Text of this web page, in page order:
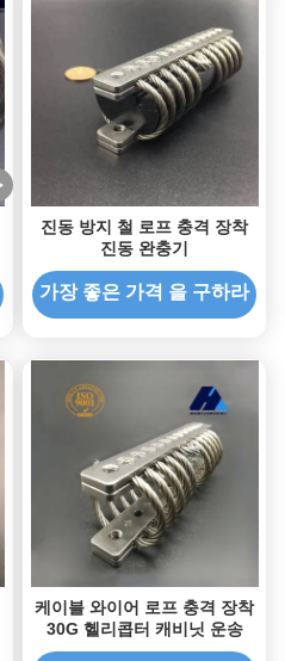
진동 방지 철 로프 충격 장착
진동 완충기
가장 좋은 가격 을 구하라
케이블 와이어 로프 충격 장착
30G 헬리콥터 캐비닛 운송